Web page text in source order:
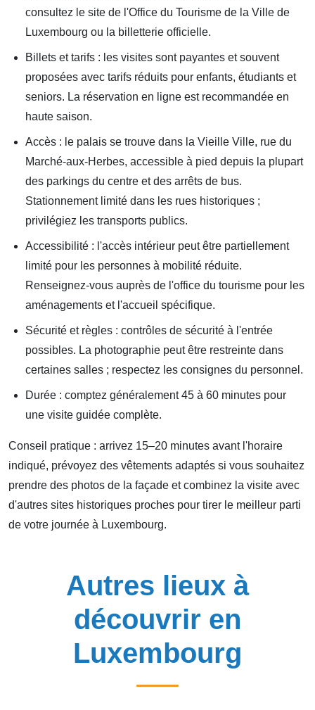
consultez le site de l'Office du Tourisme de la Ville de
Luxembourg ou la billetterie officielle.
Billets et tarifs : les visites sont payantes et souvent
proposées avec tarifs réduits pour enfants, étudiants et
seniors. La réservation en ligne est recommandée en
haute saison.
Accès : le palais se trouve dans la Vieille Ville, rue du
Marché-aux-Herbes, accessible à pied depuis la plupart
des parkings du centre et des arrêts de bus.
Stationnement limité dans les rues historiques ;
privilégiez les transports publics.
Accessibilité : l'accès intérieur peut être partiellement
limité pour les personnes à mobilité réduite.
Renseignez-vous auprès de l'office du tourisme pour les
aménagements et l'accueil spécifique.
Sécurité et règles : contrôles de sécurité à l'entrée
possibles. La photographie peut être restreinte dans
certaines salles ; respectez les consignes du personnel.
Durée : comptez généralement 45 à 60 minutes pour
une visite guidée complète.
Conseil pratique : arrivez 15–20 minutes avant l'horaire
indiqué, prévoyez des vêtements adaptés si vous souhaitez
prendre des photos de la façade et combinez la visite avec
d'autres sites historiques proches pour tirer le meilleur parti
de votre journée à Luxembourg.
Autres lieux à
découvrir en
Luxembourg